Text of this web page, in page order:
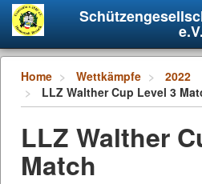
Home Wettkämpfe
2022
LLZ Walther Cup Level 3
LLZ Walther
Match